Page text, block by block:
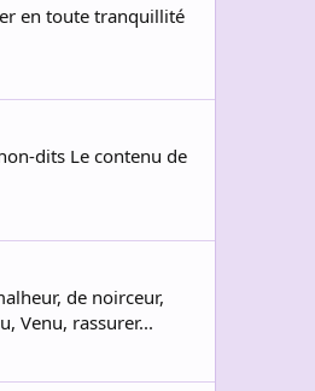
en toute tranquillité
dits Le contenu de
de noirceur,
Venu, rassurer...